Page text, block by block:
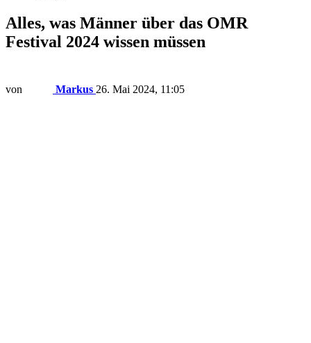
Alles, was Männer über das OMR
Festival 2024 wissen müssen
von Markus 26. Mai 2024, 11:05